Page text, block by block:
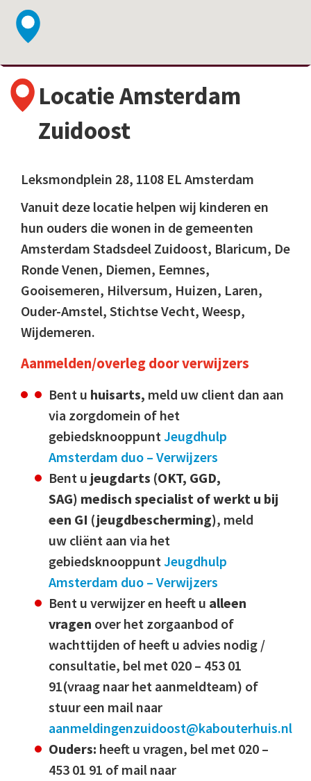
Locatie Amsterdam
Zuidoost
Leksmondplein 28, 1108 EL Amsterdam
Vanuit deze locatie helpen wij kinderen en
hun ouders die wonen in de gemeenten
Amsterdam Stadsdeel Zuidoost, Blaricum, De
Ronde Venen, Diemen, Eemnes,
Gooisemeren, Hilversum, Huizen, Laren,
Ouder-Amstel, Stichtse Vecht, Weesp,
Wijdemeren.
Aanmelden/overleg door verwijzers
Bent u huisarts, meld uw client dan aan
via zorgdomein of het
gebiedsknooppuntJeugdhulp
Amsterdam duo – Verwijzers
Bent u jeugdarts (OKT, GGD,
SAG) medisch specialist of werkt u bij
een GI (jeugdbescherming), meld
uw cliënt aan via het
gebiedsknooppuntJeugdhulp
Amsterdam duo – Verwijzers
Bent u verwijzer en heeft u alleen
vragen over het zorgaanbod of
wachttijden of heeft u advies nodig /
consultatie, bel met 020 – 453 01
91(vraag naar het aanmeldteam) of
stuur een mail naar
aanmeldingenzuidoost@kabouterhuis.nl
Ouders: heeft u vragen, bel met 020 –
453 01 91 of mail naar